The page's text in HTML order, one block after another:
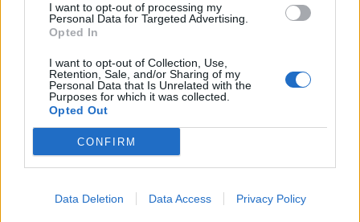
I want to opt-out of processing my
Personal Data for Targeted Advertising.
Opted In
I want to opt-out of Collection, Use,
Retention, Sale, and/or Sharing of my
Personal Data that Is Unrelated with the
Purposes for which it was collected.
Opted Out
CONFIRM
Data Deletion Data Access Privacy Policy
ALTRE NOTIZIE DI MILANO